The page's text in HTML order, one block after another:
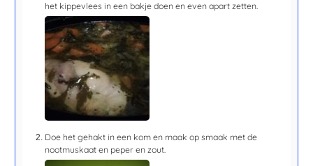
het kippevlees in een bakje doen en even apart zetten.
Doe het gehakt in een kom en maak op smaak met de
nootmuskaat en peper en zout.